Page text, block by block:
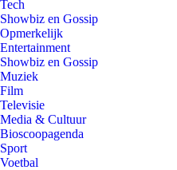
Tech
Showbiz en Gossip
Opmerkelijk
Entertainment
Showbiz en Gossip
Muziek
Film
Televisie
Media & Cultuur
Bioscoopagenda
Sport
Voetbal